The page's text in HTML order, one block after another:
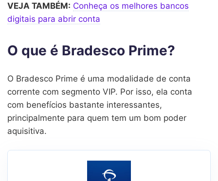
VEJA TAMBÉM: Conheça os melhores bancos
digitais para abrir conta
O que é Bradesco Prime?
O Bradesco Prime é uma modalidade de conta
corrente com segmento VIP. Por isso, ela conta
com benefícios bastante interessantes,
principalmente para quem tem um bom poder
aquisitiva.